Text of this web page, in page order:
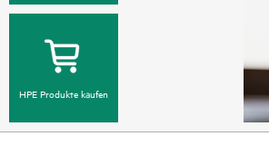
HPE Produkte kaufen